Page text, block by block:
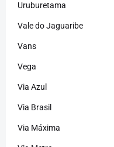
Uruburetama
Vale do Jaguaribe
Vans
Vega
Via Azul
Via Brasil
Via Máxima